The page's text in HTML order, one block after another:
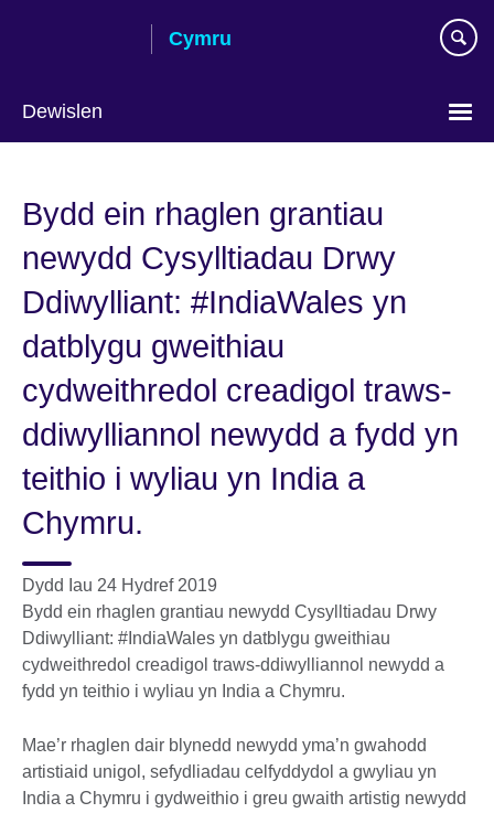
Cymru
Dewislen
language
Bydd ein rhaglen grantiau
newydd Cysylltiadau Drwy
Ddiwylliant: #IndiaWales yn
datblygu gweithiau
cydweithredol creadigol traws-
ddiwylliannol newydd a fydd yn
teithio i wyliau yn India a
Chymru.
Dydd Iau 24 Hydref 2019
Bydd ein rhaglen grantiau newydd Cysylltiadau Drwy
Ddiwylliant: #IndiaWales yn datblygu gweithiau
cydweithredol creadigol traws-ddiwylliannol newydd a
fydd yn teithio i wyliau yn India a Chymru.
Mae’r rhaglen dair blynedd newydd yma’n gwahodd
artistiaid unigol, sefydliadau celfyddydol a gwyliau yn
India a Chymru i gydweithio i greu gwaith artistig newydd